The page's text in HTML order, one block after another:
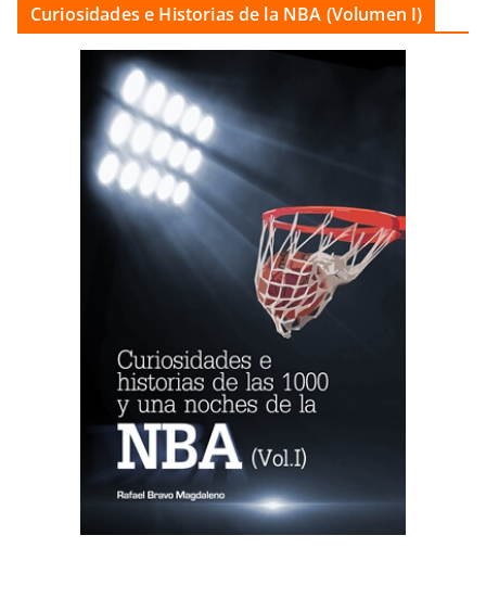
Curiosidades e Historias de la NBA (Volumen I)